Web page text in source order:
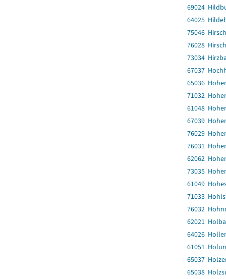
69024
64025
75046
76028
73034
67037
65036
71032
61048
67039
76029
76031
62062
73035
61049
71033
76032
62021
64026
61051
65037
65038